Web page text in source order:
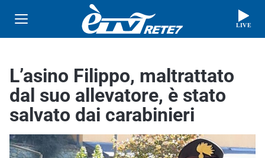
LIVE
L’asino Filippo, maltrattato
dal suo allevatore, è stato
salvato dai carabinieri